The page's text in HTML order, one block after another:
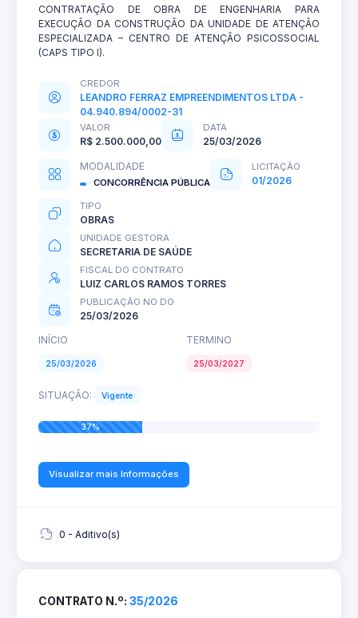
CONTRATAÇÃO DE OBRA DE ENGENHARIA PARA
EXECUÇÃO DA CONSTRUÇÃO DA UNIDADE DE ATENÇÃO
ESPECIALIZADA – CENTRO DE ATENÇÃO PSICOSSOCIAL
(CAPS TIPO I).
CREDOR
LEANDRO FERRAZ EMPREENDIMENTOS LTDA -
04.940.894/0002-31
VALOR
R$ 2.500.000,00
DATA
25/03/2026
MODALIDADE
CONCORRÊNCIA PÚBLICA
LICITAÇÃO
01/2026
TIPO
OBRAS
UNIDADE GESTORA
SECRETARIA DE SAÚDE
FISCAL DO CONTRATO
LUIZ CARLOS RAMOS TORRES
PUBLICAÇÃO NO DO
25/03/2026
INÍCIO
TERMINO
25/03/2026 25/03/2027
SITUAÇÃO: Vigente
37%
Visualizar mais Informações
0 - Aditivo(s)
CONTRATO N.º: 35/2026